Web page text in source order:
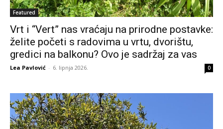
Featured
Vrt i “Vert” nas vraćaju na prirodne postavke:
želite početi s radovima u vrtu, dvorištu,
gredici na balkonu? Ovo je sadržaj za vas
Lea Pavlović - 6. lipnja 2026. 0